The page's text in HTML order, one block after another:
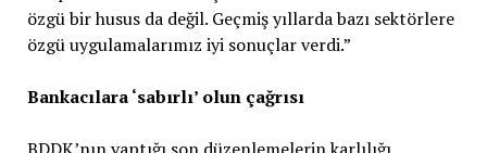
özgü bir husus da değil. Geçmiş yıllarda bazı sektörlere
özgü uygulamalarımız iyi sonuçlar verdi.”
Bankacılara ‘sabırlı’ olun çağrısı